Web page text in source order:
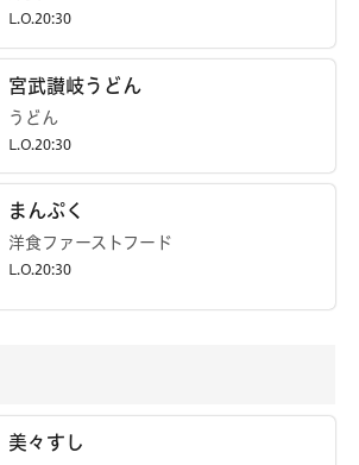
L.O.20:30
宮武讃岐うどん
うどん
L.O.20:30
まんぷく
洋食ファーストフード
L.O.20:30
美々すし